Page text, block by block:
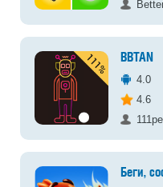
BBTAN
4.0
4.6
Беги,